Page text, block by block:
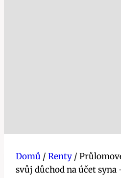
Domů / Renty /
svůj důchod na účet syna